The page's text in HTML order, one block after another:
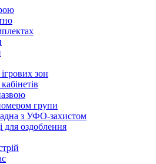
зон
групи
з УФО-захистом
для оздоблення